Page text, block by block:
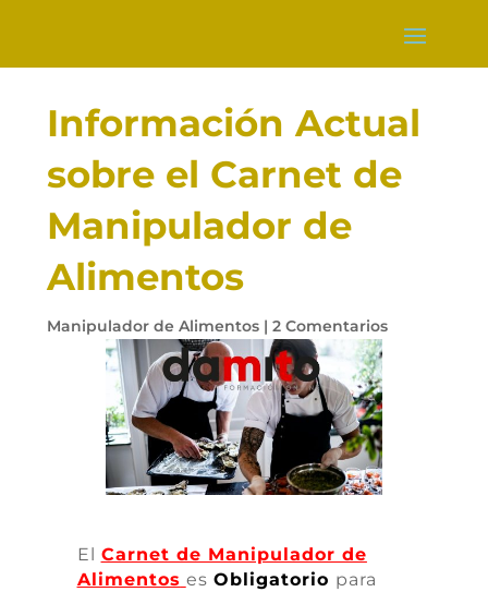
Información Actual
sobre el Carnet de
Manipulador de
Alimentos
Manipulador de Alimentos| 2 Comentarios
El Carnet de Manipulador de
Alimentos es Obligatorio para